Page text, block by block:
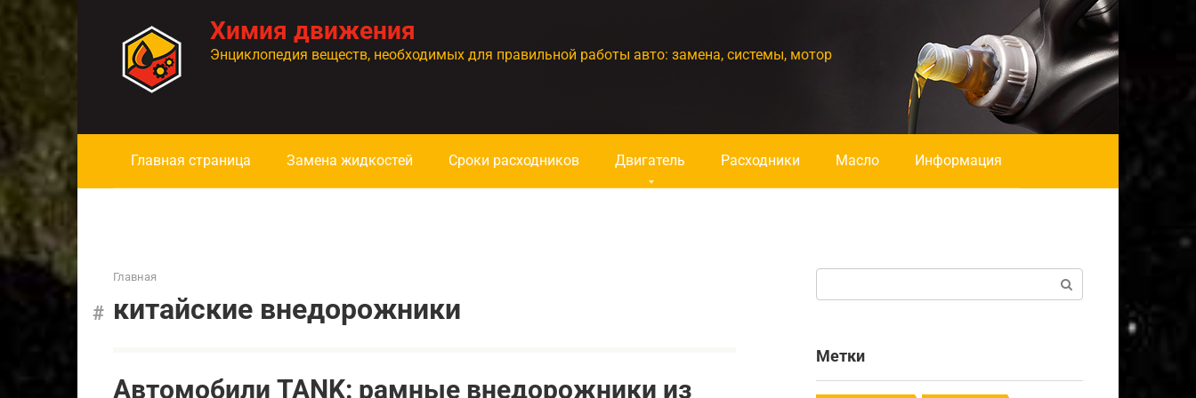
Перейти
Химия движения
Энциклопедия веществ, необходимых для правильной работы авто: замена, системы, мотор
Главная страница Замена жидкостей Сроки расходников Двигатель Расходники Масло Информация
Главная
китайские внедорожники
Автомобили TANK: рамные внедорожники из
Метки